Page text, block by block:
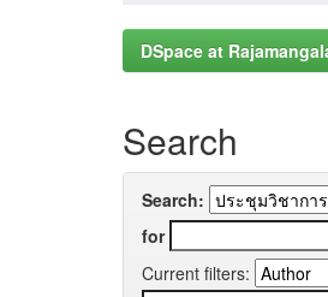
DSpace at
Search
Search:
for
Current filters: